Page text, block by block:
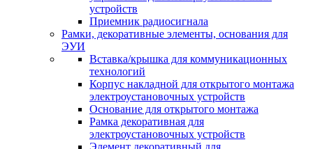
устройств
Приемник радиосигнала
Рамки, декоративные элементы, основания для
ЭУИ
Вставка/крышка для коммуникационных
технологий
Корпус накладной для открытого монтажа
электроустановочных устройств
Основание для открытого монтажа
Рамка декоративная для
электроустановочных устройств
Элемент декоративный для